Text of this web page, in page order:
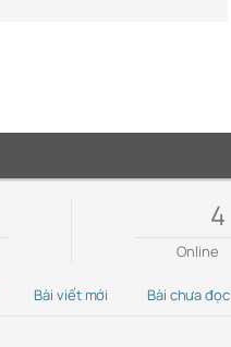
4
Online
Bài viết mới Bài chưa đọc